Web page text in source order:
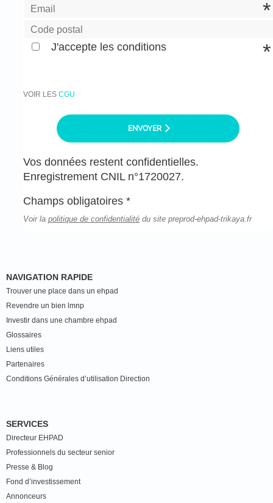
J'accepte les conditions
VOIR LES CGU
ENVOYER
Vos données restent confidentielles.
Enregistrement CNIL n°1720027.
Champs obligatoires *
Voir la politique de confidentialité du site preprod-ehpad-trikaya.fr
NAVIGATION RAPIDE
Trouver une place dans un ehpad
Revendre un bien lmnp
Investir dans une chambre ehpad
Glossaires
Liens utiles
Partenaires
Conditions Générales d’utilisation Direction
SERVICES
Directeur EHPAD
Professionnels du secteur senior
Presse & Blog
Fond d’investissement
Annonceurs